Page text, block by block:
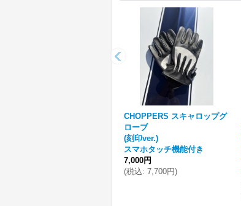
CHOPPERS スキャロップグ
ローブ
(刻印ver.)
スマホタッチ機能付き
7,000円
(税込: 7,700円)